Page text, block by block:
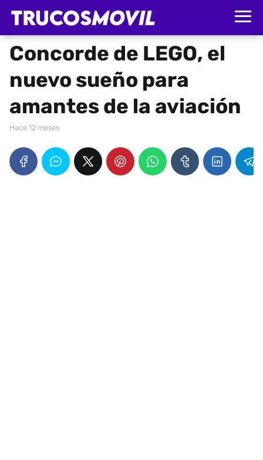
Concorde de LEGO, el
nuevo sueño para
amantes de la aviación
hace 12 meses